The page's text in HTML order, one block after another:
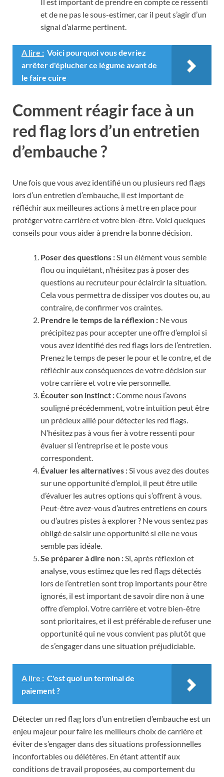
et de ne pas le sous-estimer, car il peut s’agir d’un
signal d’alarme pertinent.
A lire : Voici pourquoi vous devriez
arrêter d'éplucher ce légume avant de
le faire cuire
Comment réagir face à un
red flag lors d’un entretien
d’embauche ?
Une fois que vous avez identifié un ou plusieurs red flags
lors d’un entretien d’embauche, il est important de
réfléchir aux meilleures actions à mettre en place pour
protéger votre carrière et votre bien-être. Voici quelques
conseils pour vous aider à prendre la bonne décision.
Poser des questions : Si un élément vous semble
flou ou inquiétant, n’hésitez pas à poser des
questions au recruteur pour éclaircir la situation.
Cela vous permettra de dissiper vos doutes ou, au
contraire, de confirmer vos craintes.
Prendre le temps de la réflexion : Ne vous
précipitez pas pour accepter une offre d’emploi si
vous avez identifié des red flags lors de l’entretien.
Prenez le temps de peser le pour et le contre, et de
réfléchir aux conséquences de votre décision sur
votre carrière et votre vie personnelle.
Écouter son instinct :Comme nous l’avons
souligné précédemment, votre intuition peut être
un précieux allié pour détecter les red flags.
N’hésitez pas à vous fier à votre ressenti pour
évaluer si l’entreprise et le poste vous
correspondent.
Évaluer les alternatives : Si vous avez des doutes
sur une opportunité d’emploi, il peut être utile
d’évaluer les autres options qui s’offrent à vous.
Peut-être avez-vous d’autres entretiens en cours
ou d’autres pistes à explorer ? Ne vous sentez pas
obligé de saisir une opportunité si elle ne vous
semble pas idéale.
Se préparer à dire non : Si, après réflexion et
analyse, vous estimez que les red flags détectés
lors de l’entretien sont trop importants pour être
ignorés, il est important de savoir dire non à une
offre d’emploi. Votre carrière et votre bien-être
sont prioritaires, et il est préférable de refuser une
opportunité qui ne vous convient pas plutôt que
de s’engager dans une situation préjudiciable.
A lire : C'est quoi un terminal de
paiement ?
Détecter un red flag lors d’un entretien d’embauche est un
enjeu majeur pour faire les meilleurs choix de carrière et
éviter de s’engager dans des situations professionnelles
inconfortables ou délétères. En étant attentif aux
conditions de travail proposées, au comportement du